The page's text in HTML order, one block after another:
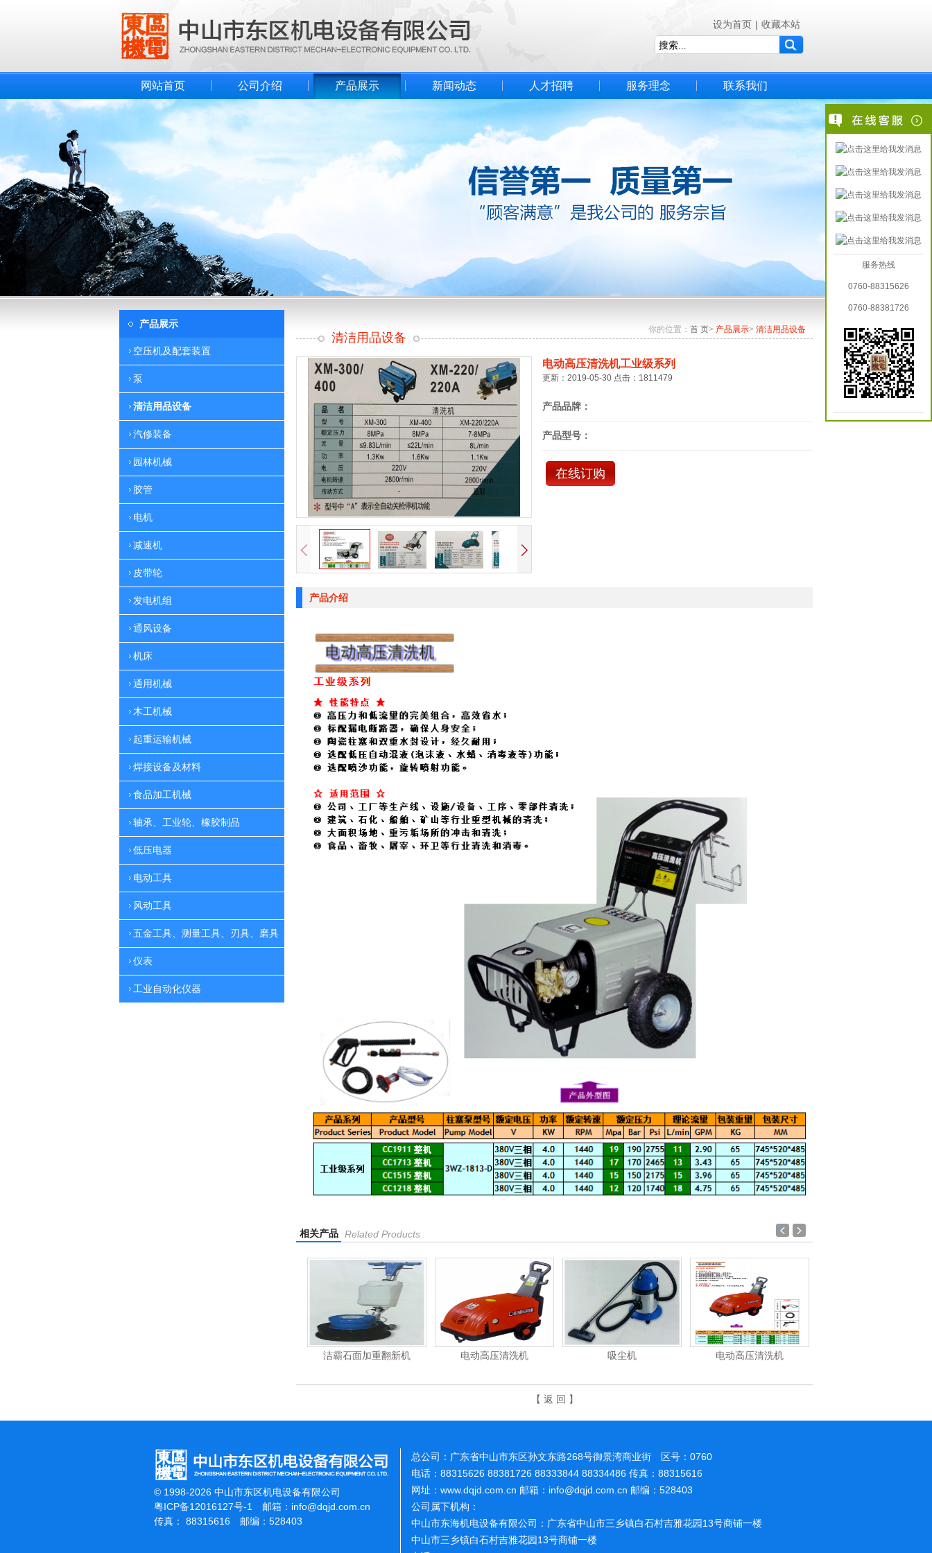
设为首页 | 收藏本站
网站首页 公司介绍 产品展示 新闻动态 人才招聘 服务理念 联系我们
产品展示
空压机及配套装置
泵
清洁用品设备
汽修装备
园林机械
胶管
电机
减速机
皮带轮
发电机组
通风设备
机床
通用机械
木工机械
起重运输机械
焊接设备及材料
食品加工机械
轴承、工业轮、橡胶制品
低压电器
电动工具
风动工具
五金工具、测量工具、刃具、磨具
仪表
工业自动化仪器
你的位置： 首 页> 产品展示> 清洁用品设备
清洁用品设备
电动高压清洗机工业级系列
更新：2019-05-30 点击：1811479
产品品牌：
产品型号：
在线订购
产品介绍
相关产品 Related Products
洁霸石面加重翻新机 电动高压清洗机 吸尘机 电动高压清洗机
【 返 回 】
© 1998-2026 中山市东区机电设备有限公司
粤ICP备12016127号-1
邮箱： info@dqjd.com.cn
传真： 88315616 邮编：528403
总公司：广东省中山市东区孙文东路268号御景湾商业街 区号：0760
电话：88315626 88381726 88333844 88334486 传真：88315616
网址：www.dqjd.com.cn 邮箱：info@dqjd.com.cn 邮编：528403
公司属下机构：
中山市东海机电设备有限公司：广东省中山市三乡镇白石村吉雅花园13号商铺一楼
中山市三乡镇白石村吉雅花园13号商铺一楼
服务热线
0760-88315626
0760-88381726